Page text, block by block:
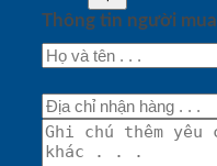
Thông tin người mua